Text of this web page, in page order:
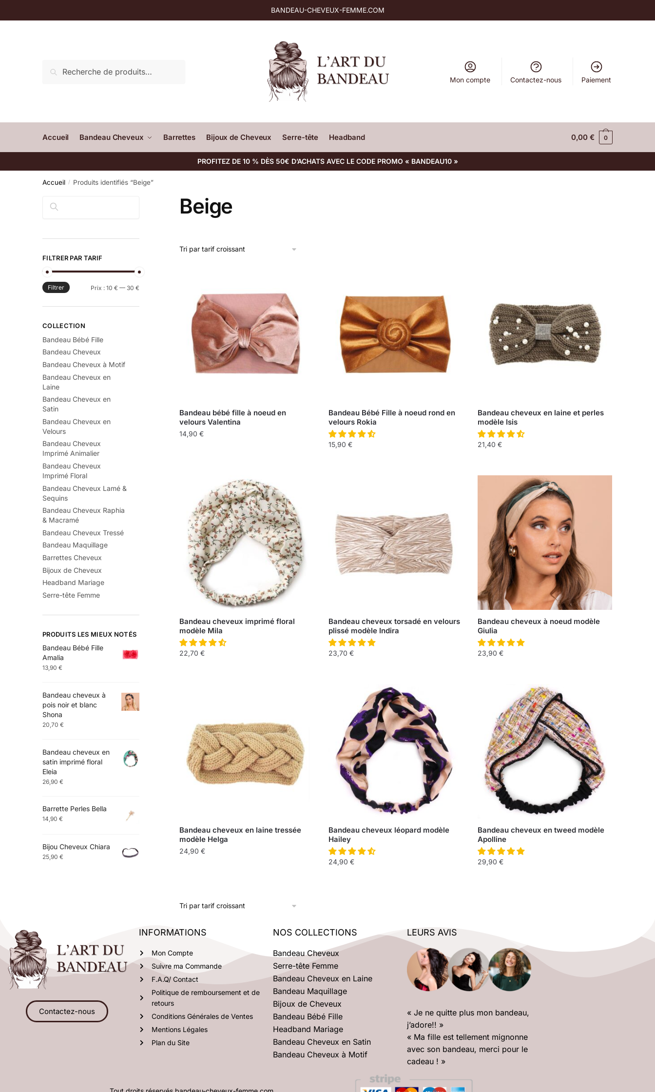
BANDEAU-CHEVEUX-FEMME.COM
Recherche
Mon compte Contactez-nous Paiement
Accueil Bandeau Cheveux Barrettes Bijoux de Cheveux Serre-tête Headband 0,00€ 0
PROFITEZ DE 10 % DÈS 50€ D’ACHATS AVEC LE CODE PROMO « BANDEAU10 »
Accueil / Produits identifiés “Beige”
Beige
Bandeau bébé fille à noeud en
velours Valentina
14,90 €
Bandeau Bébé Fille à noeud rond en
velours Rokia
15,90 €
Bandeau cheveux en laine et perles
modèle Isis
21,40€
Bandeau cheveux imprimé floral
modèle Mila
22,70 €
Bandeau cheveux torsadé en velours
plissé modèle Indira
23,70 €
Bandeau cheveux à noeud modèle
Giulia
23,90€
Bandeau cheveux en laine tressée
modèle Helga
24,90 €
Bandeau cheveux léopard modèle
Hailey
24,90 €
Bandeau cheveux en tweed modèle
Apolline
29,90€
Rechercher
FILTRER PAR TARIF
Filtrer Prix : 10 € — 30 €
COLLECTION
Bandeau Bébé Fille
Bandeau Cheveux
Bandeau Cheveux à Motif
Bandeau Cheveux en
Laine
Bandeau Cheveux en
Satin
Bandeau Cheveux en
Velours
Bandeau Cheveux
Imprimé Animalier
Bandeau Cheveux
Imprimé Floral
Bandeau Cheveux Lamé &
Sequins
Bandeau Cheveux Raphia
& Macramé
Bandeau Cheveux Tressé
Bandeau Maquillage
Barrettes Cheveux
Bijoux de Cheveux
Headband Mariage
Serre-tête Femme
PRODUITS LES MIEUX NOTÉS
Bandeau Bébé Fille
Amalia
13,90 €
Bandeau cheveux à
pois noir et blanc
Shona
20,70 €
Bandeau cheveux en
satin imprimé floral
Eleia
26,90 €
Barrette Perles Bella
14,90 €
Bijou Cheveux Chiara
25,90 €
Contactez-nous
INFORMATIONS
Mon Compte
Suivre ma Commande
F.A.Q/ Contact
Politique de remboursement et de
retours
Conditions Générales de Ventes
Mentions Légales
Plan du Site
NOS COLLECTIONS
Bandeau Cheveux
Serre-tête Femme
Bandeau Cheveux en Laine
Bandeau Maquillage
Bijoux de Cheveux
Bandeau Bébé Fille
Headband Mariage
Bandeau Cheveux en Satin
Bandeau Cheveux à Motif
LEURS AVIS
« Je ne quitte plus mon bandeau,
j’adore!! »
« Ma fille est tellement mignonne
avec son bandeau, merci pour le
cadeau ! »